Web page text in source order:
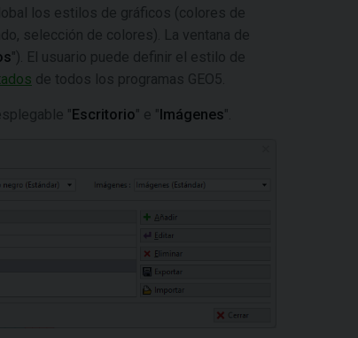
los estilos de gráficos (colores de
selección de colores). La ventana de
"). El usuario puede definir el estilo de
de todos los programas GEO5.
"Escritorio" e "Imágenes".